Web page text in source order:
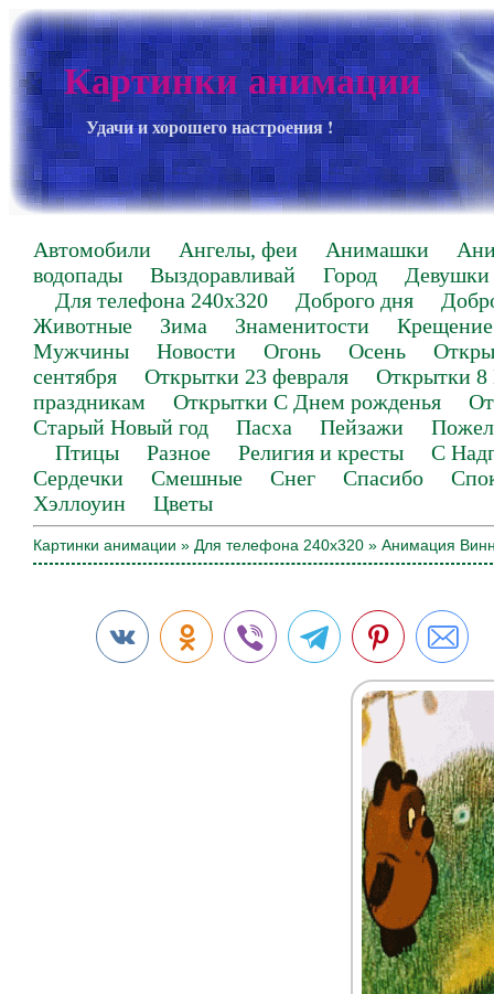
Картинки анимации
Удачи и хорошего настроения !
Автомобили Ангелы, феи Анимашки
водопады
Выздоравливай Город
Девушки
Для телефона 240х320
Доброго дня
Животные
Зима Знаменитости
Крещение
Мужчины
Новости Огонь Осень
сентября
Открытки 23 февраля
Открытки 8
праздникам
Открытки С Днем рожденья
Старый Новый год
Пасха Пейзажи
Птицы
Разное Религия и кресты
С
Сердечки
Смешные Снег Спасибо
Хэллоуин
Цветы
Картинки анимации » Для телефона 240х320 » Анимация